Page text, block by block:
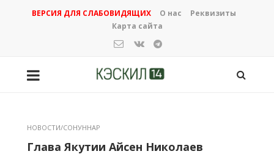
ВЕРСИЯ ДЛЯ СЛАБОВИДЯЩИХ О нас
Реквизиты
Карта сайта
НОВОСТИ/СОНУННАР
Глава Якутии Айсен Николаев